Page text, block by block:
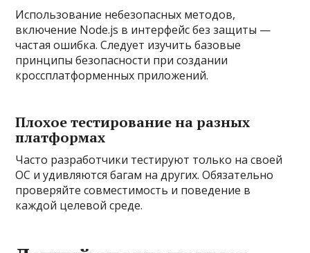
Использование небезопасных методов,
включение Node.js в интерфейс без защиты —
частая ошибка. Следует изучить базовые
принципы безопасности при создании
кроссплатформенных приложений.
Плохое тестирование на разных
платформах
Часто разработчики тестируют только на своей
ОС и удивляются багам на других. Обязательно
проверяйте совместимость и поведение в
каждой целевой среде.